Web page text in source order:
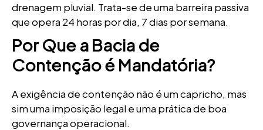
drenagem pluvial. Trata-se de uma barreira passiva
que opera 24 horas por dia, 7 dias por semana.
Por Que a Bacia de
Contenção é Mandatória?
A exigência de contenção não é um capricho, mas
sim uma imposição legal e uma prática de boa
governança operacional.